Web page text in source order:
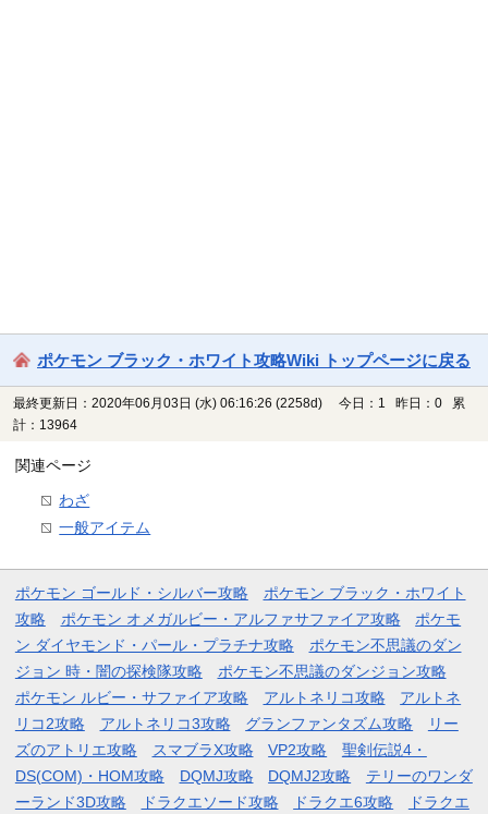
ポケモン ブラック・ホワイト攻略Wiki トップページに戻る
最終更新日：2020年06月03日 (水) 06:16:26 (2258d)
今日：1 昨日：0 累
計：13964
関連ページ
わざ
一般アイテム
ポケモン ゴールド・シルバー攻略
ポケモン ブラック・ホワイト
攻略
ポケモン オメガルビー・アルファサファイア攻略
ポケモ
ン ダイヤモンド・パール・プラチナ攻略
ポケモン不思議のダン
ジョン 時・闇の探検隊攻略
ポケモン不思議のダンジョン攻略
ポケモン ルビー・サファイア攻略
アルトネリコ攻略
アルトネ
リコ2攻略
アルトネリコ3攻略 グランファンタズム攻略
リー
ズのアトリエ攻略
スマブラX攻略 VP2攻略
聖剣伝説4・
DS(COM)・HOM攻略
DQMJ攻略 DQMJ2攻略
テリーのワンダ
ーランド3D攻略
ドラクエソード攻略 ドラクエ6攻略 ドラクエ